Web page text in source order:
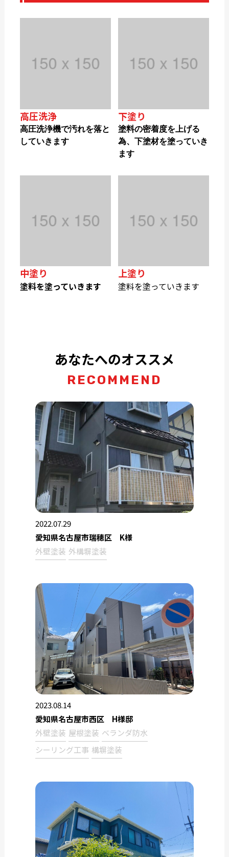
高圧洗浄
高圧洗浄機で汚れを落と
していきます
下塗り
塗料の密着度を上げる
為、下塗材を塗っていき
ます
中塗り
塗料を塗っていきます
上塗り
塗料を塗っていきます
あなたへのオススメ
RECOMMEND
2022.07.29
愛知県名古屋市瑞穂区 K様
外壁塗装 外構塀塗装
2023.08.14
愛知県名古屋市西区 H様邸
外壁塗装 屋根塗装 ベランダ防水
シーリング工事 構塀塗装